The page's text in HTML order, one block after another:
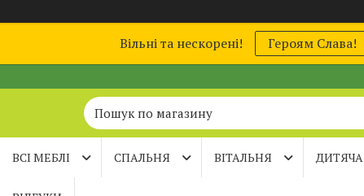
Вільні та нескорені! Героям Слава!
ВСІ МЕБЛІ СПАЛЬНЯ ВІТАЛЬНЯ ДИТЯЧА